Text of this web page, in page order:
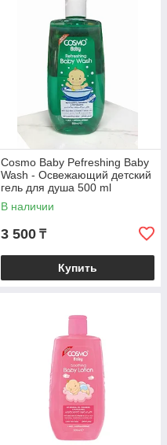
Cosmo Baby Pefreshing Baby
Wash - Освежающий детский
гель для душа 500 ml
В наличии
3 500 ₸
Купить